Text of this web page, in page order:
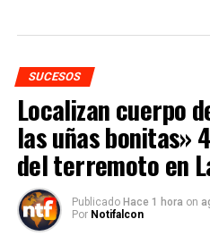
SUCESOS
Localizan cuerpo
las uñas bonitas»
del terremoto en
Publicado Hace 1 hora on
Por Notifalcon